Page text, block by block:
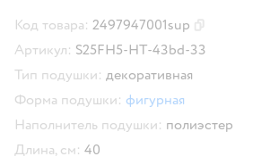
Код товара: 2497947001sup
Артикул: S25FH5-HT-43bd-33
Тип подушки: декоративная
Форма подушки: фигурная
Наполнитель подушки: полиэстер
Длина, см: 40